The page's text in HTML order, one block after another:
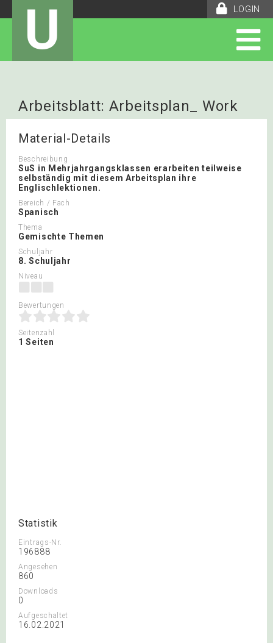
LOGIN
U
Arbeitsblatt: Arbeitsplan_ Work
orders
Material-Details
Beschreibung
SuS in Mehrjahrgangsklassen erarbeiten teilweise
selbständig mit diesem Arbeitsplan ihre
Englischlektionen.
Bereich / Fach
Spanisch
Thema
Gemischte Themen
Schuljahr
8. Schuljahr
Niveau
Bewertungen
Seitenzahl
1 Seiten
Statistik
Eintrags-Nr.
196888
Angesehen
860
Downloads
0
Aufgeschaltet
16.02.2021